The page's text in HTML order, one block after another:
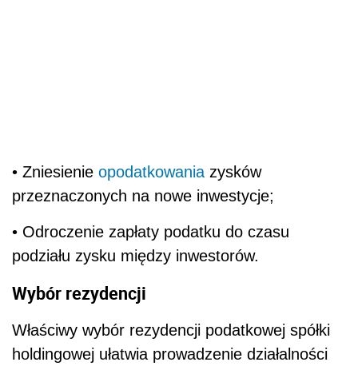
• Zniesienie opodatkowania zysków
przeznaczonych na nowe inwestycje;
• Odroczenie zapłaty podatku do czasu
podziału zysku między inwestorów.
Wybór rezydencji
Właściwy wybór rezydencji podatkowej spółki
holdingowej ułatwia prowadzenie działalności